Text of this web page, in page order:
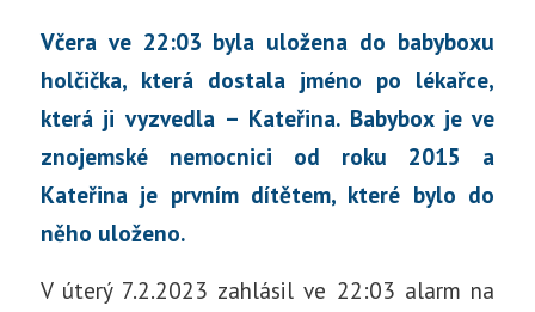
Včera ve 22:03 byla uložena do babyboxu
holčička, která dostala jméno po lékařce,
která ji vyzvedla – Kateřina. Babybox je ve
znojemské nemocnici od roku 2015 a
Kateřina je prvním dítětem, které bylo do
něho uloženo.
V úterý 7.2.2023 zahlásil ve 22:03 alarm na